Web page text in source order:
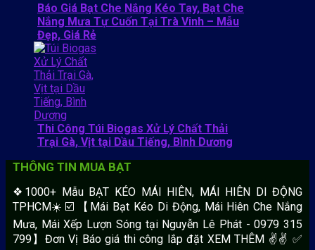
Báo Giá Bạt Che Nắng Kéo Tay, Bạt Che
Nắng Mưa Tự Cuốn Tại Trà Vinh – Mẫu
Đẹp, Giá Rẻ
Thi Công Túi Biogas Xử Lý Chất Thải
Trại Gà, Vịt tại Dầu Tiếng, Bình Dương
THÔNG TIN MUA BẠT
❖1000+ Mẫu BẠT KÉO MÁI HIÊN, MÁI HIÊN DI ĐỘNG
TPHCM☀️☑️ 【Mái Bạt Kéo Di Động, Mái Hiên Che Nắng
Mưa, Mái Xếp Lượn Sóng tại Nguyễn Lê Phát - 0979 315
799】Đơn Vị Báo giá thi công lắp đặt XEM THÊM ✌✌ ✅